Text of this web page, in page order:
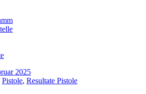
2025
Pistole, Resultate Pistole